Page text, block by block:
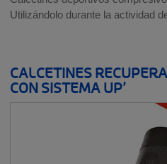
Utilizándolo durante la actividad
CALCETINES
CON SISTEMA UP’